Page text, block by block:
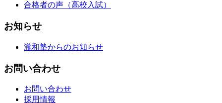
合格者の声（高校入試）
お知らせ
瀧和塾からのお知らせ
お問い合わせ
お問い合わせ
採用情報